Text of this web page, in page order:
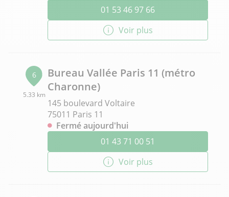
01 53 46 97 66
Voir plus
6
5.33 km
Bureau Vallée Paris 11 (métro
Charonne)
145 boulevard Voltaire
75011 Paris 11
Fermé aujourd'hui
01 43 71 00 51
Voir plus